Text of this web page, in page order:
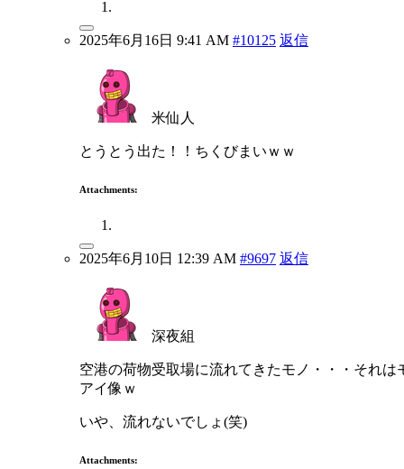
2025年6月16日 9:41 AM #10125 返信
米仙人
とうとう出た！！ちくびまいｗｗ
Attachments:
2025年6月10日 12:39 AM #9697 返信
深夜組
空港の荷物受取場に流れてきたモノ・・・それは
アイ像ｗ
いや、流れないでしょ(笑)
Attachments: